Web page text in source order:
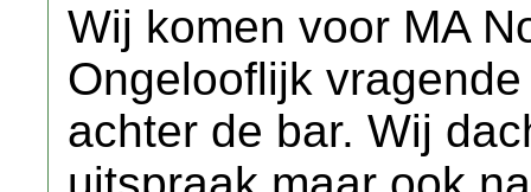
Wij komen voor MA
Ongelooflijk
achter de bar. Wij